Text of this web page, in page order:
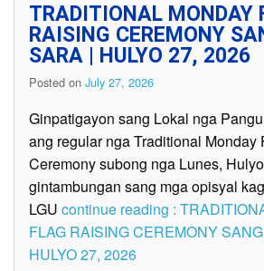
TRADITIONAL MONDAY
RAISING CEREMONY
SARA | HULYO 27, 2026
Posted on July 27, 2026
Ginpatigayon sang Lokal nga
ang regular nga Traditional Monday
Ceremony subong nga Lunes,
gintambungan sang mga opisyal
LGU continue reading :
FLAG RAISING CEREMONY
HULYO 27, 2026